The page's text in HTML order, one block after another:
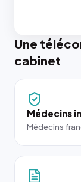
Une
cabinet
Médecins
Médecins